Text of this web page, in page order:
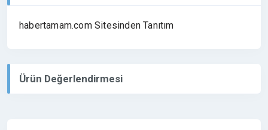
habertamam.com Sitesinden Tanıtım
Ürün Değerlendirmesi